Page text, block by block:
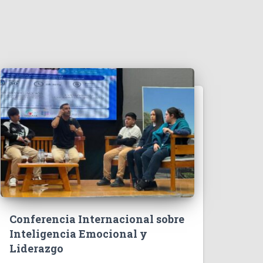
Conferencia Internacional sobre
Inteligencia Emocional y
Liderazgo